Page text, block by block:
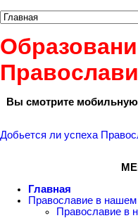
Вы смотрите
Добьется ли успеха
Главная
Православие в
Православие в